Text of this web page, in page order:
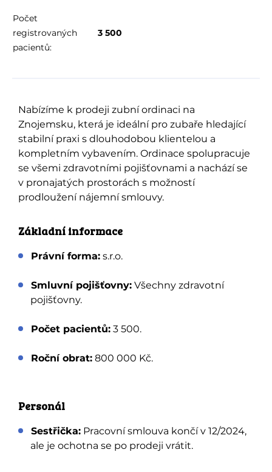
Počet
registrovaných
pacientů:
3 500
Nabízíme k prodeji zubní ordinaci na
Znojemsku, která je ideální pro zubaře hledající
stabilní praxi s dlouhodobou klientelou a
kompletním vybavením. Ordinace spolupracuje
se všemi zdravotními pojišťovnami a nachází se
v pronajatých prostorách s možností
prodloužení nájemní smlouvy.
Základní informace
Právní forma: s.r.o.
Smluvní pojišťovny: Všechny zdravotní
pojišťovny.
Počet pacientů: 3 500.
Roční obrat: 800 000 Kč.
Personál
Sestřička: Pracovní smlouva končí v 12/2024,
ale je ochotna se po prodeji vrátit.